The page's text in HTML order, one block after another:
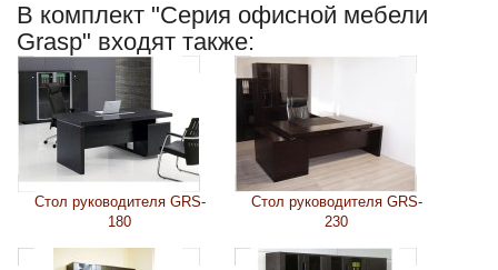
В комплект "Cерия офисной мебели
Grasp" входят также:
Стол руководителя GRS-
180
Стол руководителя GRS-
230